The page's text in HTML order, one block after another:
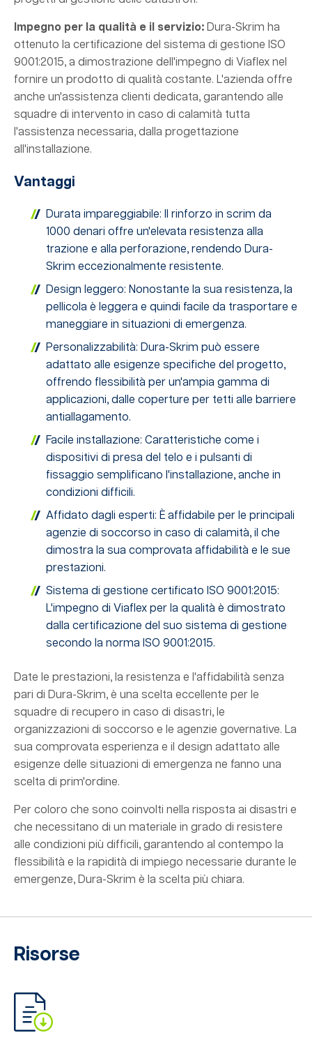
Impegno per la qualità e il servizio: Dura-Skrim ha
ottenuto la certificazione del sistema di gestione ISO
9001:2015, a dimostrazione dell'impegno di Viaflex nel
fornire un prodotto di qualità costante. L'azienda offre
anche un'assistenza clienti dedicata, garantendo alle
squadre di intervento in caso di calamità tutta
l'assistenza necessaria, dalla progettazione
all'installazione.
Vantaggi
Durata impareggiabile: Il rinforzo in scrim da
1000 denari offre un'elevata resistenza alla
trazione e alla perforazione, rendendo Dura-
Skrim eccezionalmente resistente.
Design leggero: Nonostante la sua resistenza, la
pellicola è leggera e quindi facile da trasportare e
maneggiare in situazioni di emergenza.
Personalizzabilità: Dura-Skrim può essere
adattato alle esigenze specifiche del progetto,
offrendo flessibilità per un'ampia gamma di
applicazioni, dalle coperture per tetti alle barriere
antiallagamento.
Facile installazione: Caratteristiche come i
dispositivi di presa del telo e i pulsanti di
fissaggio semplificano l'installazione, anche in
condizioni difficili.
Affidato dagli esperti: È affidabile per le principali
agenzie di soccorso in caso di calamità, il che
dimostra la sua comprovata affidabilità e le sue
prestazioni.
Sistema di gestione certificato ISO 9001:2015:
L'impegno di Viaflex per la qualità è dimostrato
dalla certificazione del suo sistema di gestione
secondo la norma ISO 9001:2015.
Date le prestazioni, la resistenza e l'affidabilità senza
pari di Dura-Skrim, è una scelta eccellente per le
squadre di recupero in caso di disastri, le
organizzazioni di soccorso e le agenzie governative. La
sua comprovata esperienza e il design adattato alle
esigenze delle situazioni di emergenza ne fanno una
scelta di prim'ordine.
Per coloro che sono coinvolti nella risposta ai disastri e
che necessitano di un materiale in grado di resistere
alle condizioni più difficili, garantendo al contempo la
flessibilità e la rapidità di impiego necessarie durante le
emergenze, Dura-Skrim è la scelta più chiara.
Risorse